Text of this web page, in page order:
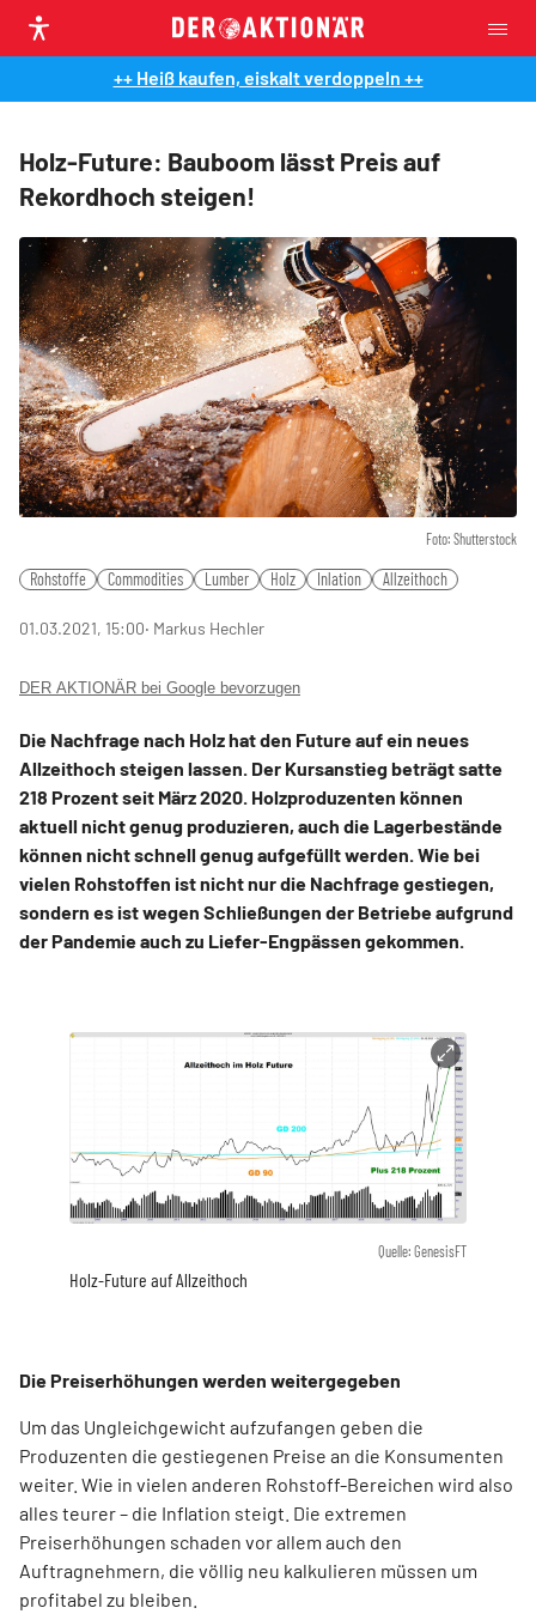
++ Heiß kaufen, eiskalt verdoppeln ++
Holz-Future: Bauboom lässt Preis auf
Rekordhoch steigen!
Foto: Shutterstock
Rohstoffe Commodities Lumber Holz Inlation Allzeithoch
01.03.2021, 15:00‧ Markus Hechler
DER AKTIONÄR bei Google bevorzugen
Die Nachfrage nach Holz hat den Future auf ein neues
Allzeithoch steigen lassen. Der Kursanstieg beträgt satte
218 Prozent seit März 2020. Holzproduzenten können
aktuell nicht genug produzieren, auch die Lagerbestände
können nicht schnell genug aufgefüllt werden. Wie bei
vielen Rohstoffen ist nicht nur die Nachfrage gestiegen,
sondern es ist wegen Schließungen der Betriebe aufgrund
der Pandemie auch zu Liefer-Engpässen gekommen.
Quelle: GenesisFT
Holz-Future auf Allzeithoch
Die Preiserhöhungen werden weitergegeben
Um das Ungleichgewicht aufzufangen geben die
Produzenten die gestiegenen Preise an die Konsumenten
weiter. Wie in vielen anderen Rohstoff-Bereichen wird also
alles teurer – die Inflation steigt. Die extremen
Preiserhöhungen schaden vor allem auch den
Auftragnehmern, die völlig neu kalkulieren müssen um
profitabel zu bleiben.